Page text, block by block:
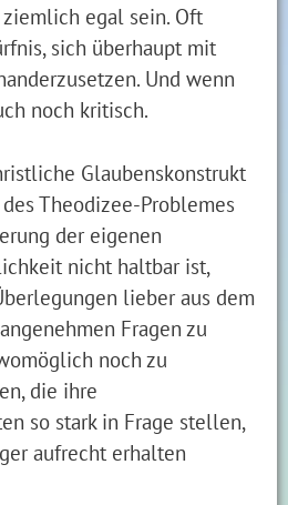
egal sein. Oft
sich überhaupt mit
Und wenn
noch kritisch.
Glaubenskonstrukt
Theodizee-Problemes
der eigenen
nicht haltbar ist,
lieber aus dem
Fragen zu
noch zu
die ihre
so stark in Frage stellen,
aufrecht erhalten